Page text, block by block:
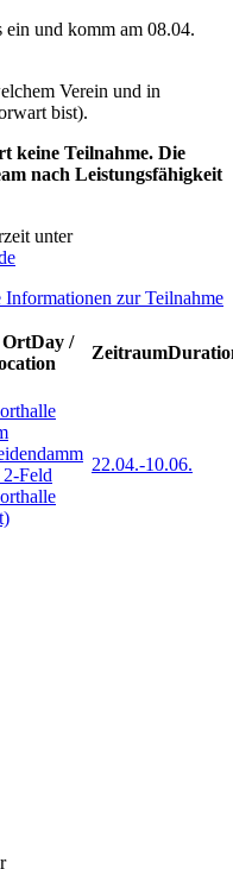
und komm am 08.04.
Verein und in
bist).
keine Teilnahme. Die
nach Leistungsfähigkeit
unter
Informationen zur Teilnahme
OrtDay /
Zeitraum
Feld
22.04.-10.06.